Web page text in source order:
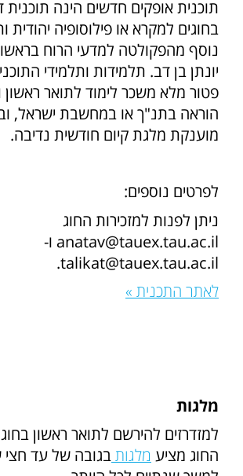
תוכנית אופקים חדשים הינה תוכנית
בחוגים למקרא או פילוסופיה יהודית
נוסף מהפקולטה למדעי הרוח
יונתן בן דב. תלמידות ותלמידי
פטור מלא משכר לימוד לתואר
הוראה בתנ"ך או במחשבת ישראל,
מוענקת מלגת קיום חודשית נדיבה.
לפרטים נוספים:
ניתן לפנות למזכירות החוג
anatav@tauex.tau.ac.il ו-
talikat@tauex.tau.ac.il.
לאתר התכנית »
מלגות
למזדרזים להירשם לתואר ראשון
החוג מציע מלגותבגובה של עד חצי